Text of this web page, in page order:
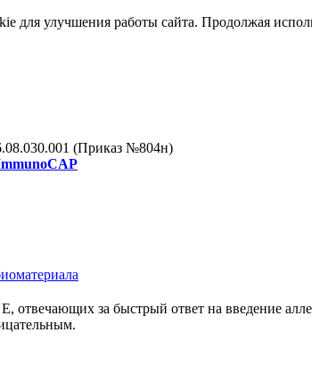
для улучшения работы сайта. Продолжая
(Приказ №804н)
отвечающих за быстрый ответ на введение